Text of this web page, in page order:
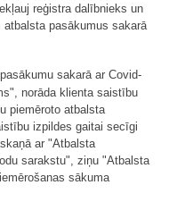
reģistra dalībnieks un
pasākumus sakarā
sakarā ar Covid-
norāda klienta saistību
piemēroto atbalsta
izpildes gaitai secīgi
ar "Atbalsta
sarakstu", ziņu "Atbalsta
sākuma